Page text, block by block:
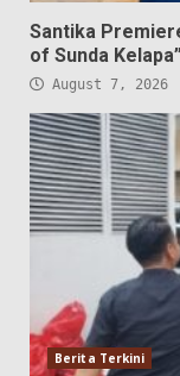
Santika
of Sunda
August 7, 2026
Berita Terkini